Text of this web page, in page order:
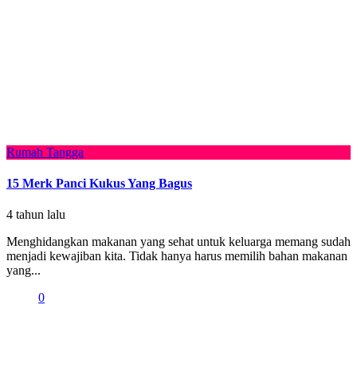
Rumah Tangga
15 Merk Panci Kukus Yang Bagus
4 tahun lalu
Menghidangkan makanan yang sehat untuk keluarga memang sudah
menjadi kewajiban kita. Tidak hanya harus memilih bahan makanan
yang...
0